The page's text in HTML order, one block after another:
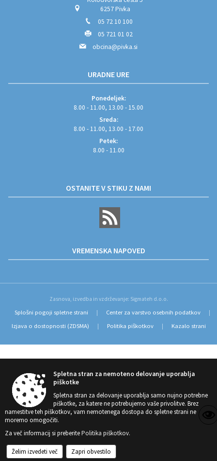
6257 Pivka
05 72 10 100
05 721 01 02
obcina@pivka.si
URADNE URE
Ponedeljek:
8.00 - 11.00, 13.00 - 15.00
Sreda:
8.00 - 11.00, 13.00 - 17.00
Petek:
8.00 - 11.00
OSTANITE V STIKU Z NAMI
VREMENSKA NAPOVED
Zasnova, izvedba in vzdrževanje: Sigmateh d.o.o.
Splošni pogoji spletne strani Center za varstvo osebnih podatkov
Izjava o dostopnosti (ZDSMA) Politika piškotkov Kazalo strani
Spletna stran za nemoteno delovanje uporablja
piškotke
Spletna stran za delovanje uporablja samo nujno potrebne
piškotke, za katere ne potrebujemo vaše privolitve. Brez
namestitve teh piškotkov, vam nemotenega dostopa do spletne strani ne
moremo omogočiti.
Za več informacij si preberitePolitika piškotkov.
Želim izvedeti več Zapri obvestilo